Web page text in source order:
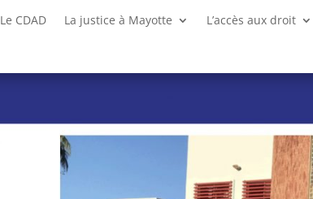
Le CDAD La justice à Mayotte L’accès aux droit